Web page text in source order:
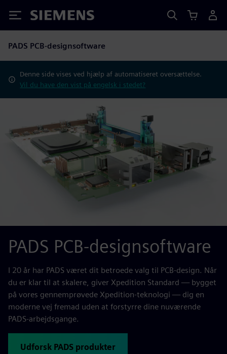
Siemens
PADS PCB-designsoftware
Denne side vises ved hjælp af automatiseret oversættelse.
Vil du have den vist på engelsk i stedet?
PADS PCB-designsoftware
I 20 år har PADS været dit betroede valg til PCB-design. Når
du er klar til at skalere, giver Xpedition Standard — bygget
på vores gennemprøvede Xpedition-teknologi — dig en
moderne vej fremad uden at forstyrre dine nuværende
PADS-arbejdsgange.
Udforsk PADS produkter